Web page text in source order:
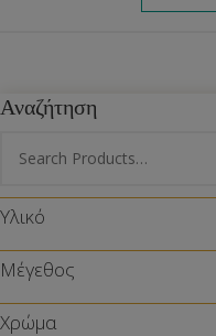
Αναζήτηση
Υλικό
Μέγεθος
Χρώμα